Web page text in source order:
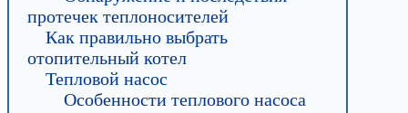
протечек теплоносителей
Как правильно выбрать
отопительный котел
Тепловой насос
Особенности теплового насоса